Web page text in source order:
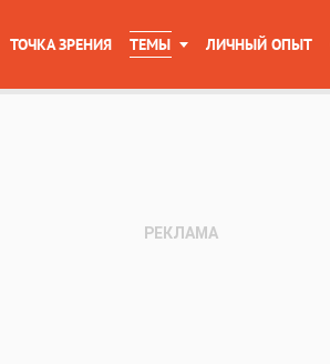
ТОЧКА ЗРЕНИЯ ТЕМЫ ЛИЧНЫЙ ОПЫТ